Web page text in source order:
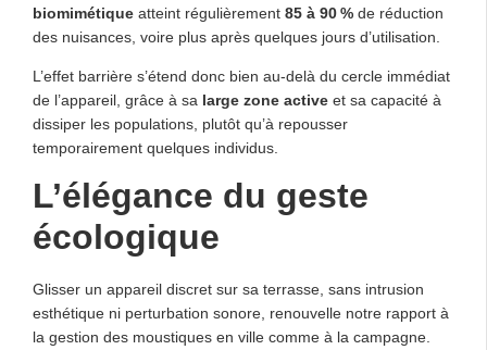
biomimétique atteint régulièrement 85 à 90 % de réduction
des nuisances, voire plus après quelques jours d’utilisation.
L’effet barrière s’étend donc bien au-delà du cercle immédiat
de l’appareil, grâce à sa large zone active et sa capacité à
dissiper les populations, plutôt qu’à repousser
temporairement quelques individus.
L’élégance du geste
écologique
Glisser un appareil discret sur sa terrasse, sans intrusion
esthétique ni perturbation sonore, renouvelle notre rapport à
la gestion des moustiques en ville comme à la campagne.